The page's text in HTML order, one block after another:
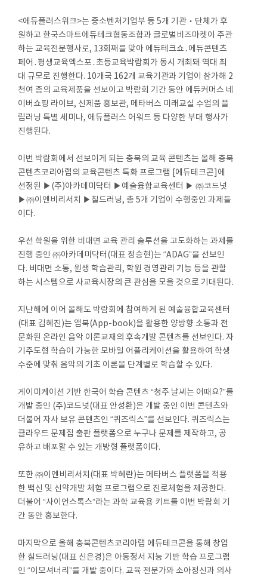
<에듀플러스위크>는 중소벤처기업부 등 5개 기관‧단체가 후
원하고 한국스마트에듀테크협동조합과 글로벌비즈마켓이 주관
하는 교육전문행사로, 13회째를 맞아 에듀테크쇼․에듀콘텐츠
페어․평생교육엑스포․초등교육박람회가 동시 개최돼 역대 최
대 규모로 진행한다. 10개국 162개 교육기관과 기업이 참가해 2
천여 종의 교육제품을 선보이고 박람회 기간 동안 에듀커머스 네
이버쇼핑 라이브, 신제품 홍보관, 메타버스 미래교실 수업의 플
립러닝 특별 세미나, 에듀플러스 어워드 등 다양한 부대 행사가
진행된다.
이번 박람회에서 선보이게 되는 충북의 교육 콘텐츠는 올해 충북
콘텐츠코리아랩의 교육콘텐츠 특화 프로그램 [에듀테크콘]에
선정된 ▶(주)아카데미닥터 ▶예술융합교육센터 ▶ ㈜코드넛
▶㈜이엔비리서치 ▶칠드러닝, 총 5개 기업이 수행중인 과제들
이다.
우선 학원을 위한 비대면 교육 관리 솔루션을 고도화하는 과제를
진행 중인 ㈜아카데미닥터(대표 정승현)는 “ADAG”을 선보인
다. 비대면 소통, 원생 학습관리, 학원 경영관리 기능 등을 관할
하는 시스템으로 사교육시장의 큰 관심을 모을 것으로 기대된다.
지난해에 이어 올해도 박람회에 참여하게 된 예술융합교육센터
(대표 김혜진)는 앱북(App-book)을 활용한 양방향 소통과 전
문화된 온라인 음악 이론교재의 후속개발 콘텐츠를 선보인다. 자
기주도형 학습이 가능한 모바일 어플리케이션을 활용하여 학생
수준에 맞춰 음악의 기초 이론을 단계별로 학습할 수 있다.
게이미케이션 기반 한국어 학습 콘텐츠 “청주 날씨는 어때요?”를
개발 중인 (주)코드넛(대표 안성환)은 개발 중인 이번 콘텐츠와
더불어 자사 보유 콘텐츠인 “퀴즈릭스”를 선보인다. 퀴즈릭스는
클라우드 문제집 출판 플랫폼으로 누구나 문제를 제작하고, 공
유하고 배포할 수 있는 개방형 플랫폼이다.
또한 ㈜이엔비리서치(대표 박혜란)는 메타버스 플랫폼을 적용
한 백신 및 신약개발 체험 프로그램으로 진로체험을 제공한다.
더불어 “사이언스톡스”라는 과학 교육용 키트를 이번 박람회 기
간 동안 홍보한다.
마지막으로 올해 충북콘텐츠코리아랩 에듀테크콘을 통해 창업
한 칠드러닝(대표 신은경)은 아동정서 지능 기반 학습 프로그램
인 “이모셔너리”를 개발 중이다. 교육 전문가와 소아정신과 의사